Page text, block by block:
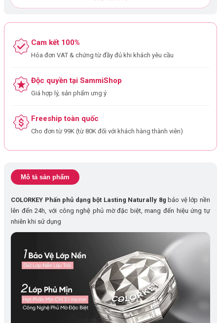
Cam kết 100%
Hóa đơn VAT & chứng từ đầy đủ khi khách yêu cầu
Độc quyền tại SammiShop
Giá hợp lý, sản phẩm ưng ý
Freeship toàn quốc
Cho đơn từ 99K (từ 80K đối với khách hàng thành viên)
Mô tả sản phẩm
COLORKEY Phấn phủ dạng bột Lasting Naturally 8g bảo vệ lớp nền
lên đến 24h, với công nghệ phủ mờ đặc biệt, mang đến hiệu ứng tự
nhiên khi sử dụng